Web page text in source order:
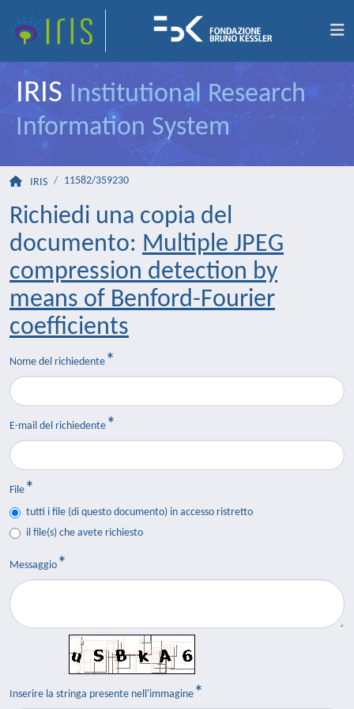
IRIS Institutional Research
Information System
IRIS 11582/359230
Richiedi una copia del
documento: Multiple JPEG
compression detection by
means of Benford-Fourier
coefficients
Nome del richiedente
E-mail del richiedente
File
tutti i file (di questo documento) in accesso ristretto
il file(s) che avete richiesto
Messaggio
Inserire la stringa presente nell'immagine